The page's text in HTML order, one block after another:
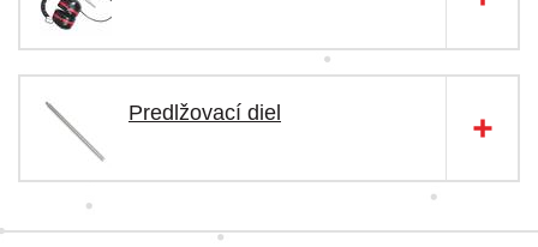
Predlžovací diel